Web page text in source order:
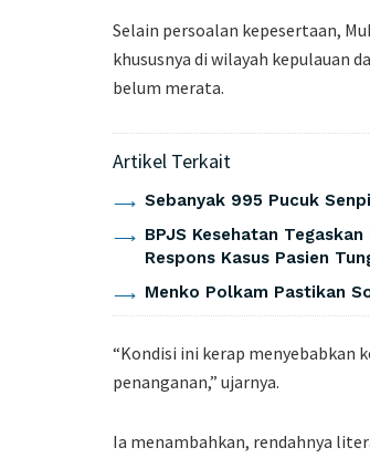
Selain persoalan kepesertaan,
khususnya di wilayah kepulauan
belum merata.
Artikel Terkait
Sebanyak 995 Pucuk
BPJS Kesehatan
Respons Kasus Pasien
Menko Polkam Pastikan
“Kondisi ini kerap menyebabkan
penanganan,” ujarnya.
Ia menambahkan, rendahnya